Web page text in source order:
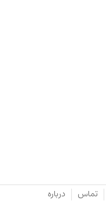
تماس درباره